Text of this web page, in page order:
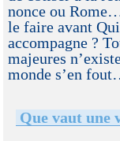
nonce ou
le faire avant
accompagne ?
majeures
monde s’en
Que vaut une